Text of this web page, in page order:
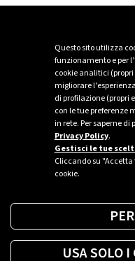
Questo sito utilizza
funzionamento e per
cookie analitici
migliorare
di profilazione (propri
con le tue preferenze
in rete. Per saperne
Privacy Policy.
Gestisci le tue
Cliccando su
cookie.
USA SOLO
C'è un
Per favore riprova piú tardi
Sei
Trova la